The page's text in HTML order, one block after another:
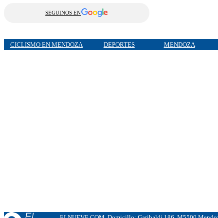
SEGUINOS EN
CICLISMO EN MENDOZA DEPORTES MENDOZA